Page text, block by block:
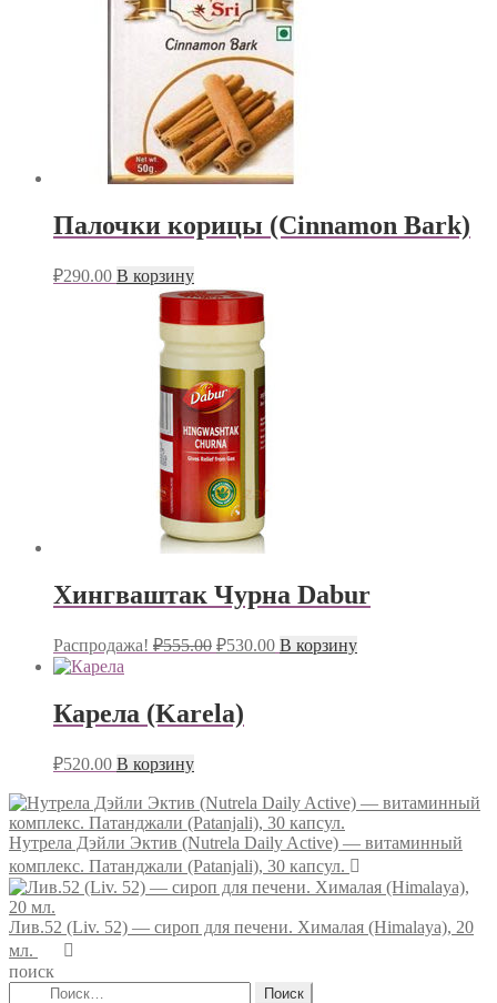
Палочки корицы (Cinnamon Bark)
₽290.00 В корзину
Хингваштак Чурна Dabur
Распродажа! ₽555.00 Первоначальная
₽555.00.
₽530.00Текущая
цена:
В корзину
Карела (Karela)
₽520.00 В корзину
Нутрела Дэйли Эктив (Nutrela Daily Active) — витаминный
комплекс. Патанджали (Patanjali), 30 капсул.
Лив.52 (Liv. 52) — сироп для печени. Хималая (Himalaya), 20
мл.
поиск
Найти: